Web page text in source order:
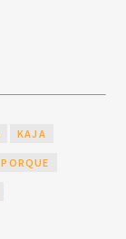
KAJA
PORQUE